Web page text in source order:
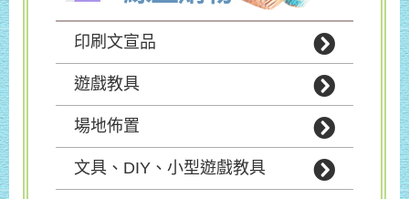
印刷文宣品
遊戲教具
場地佈置
文具、DIY、小型遊戲教具